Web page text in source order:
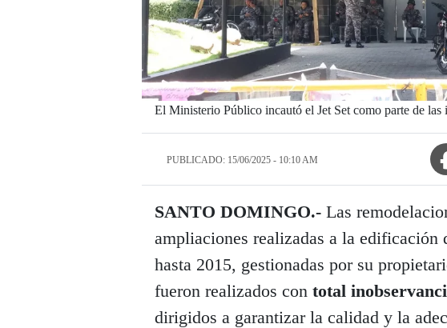
El Ministerio Público incautó el Jet Set como parte de las
PUBLICADO: 15/06/2025 - 10:10 AM
SANTO DOMINGO.- Las
ampliaciones realizadas a la edificación
hasta 2015, gestionadas por su
fueron realizados con total
dirigidos a garantizar la calidad y la